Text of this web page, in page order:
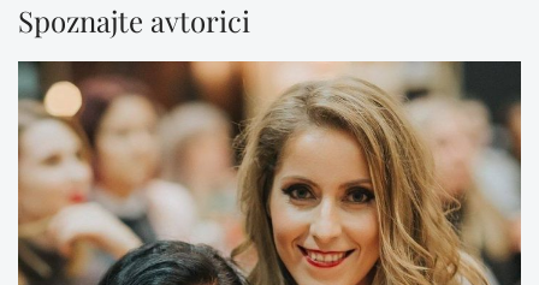
Spoznajte avtorici